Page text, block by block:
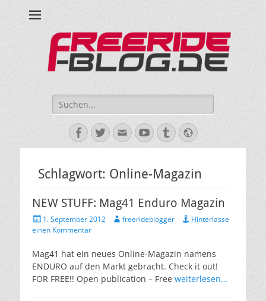
Suche
nach:
Facebook
Twitter
E-
Mail
YouTube
TumblrWebsite
Schlagwort: Online-Magazin
NEW STUFF: Mag41 Enduro Magazin
Veröffentlicht
am
1. September 2012 Autorfreerideblogger
Hinterlasse
einen Kommentar
Mag41 hat ein neues Online-Magazin namens
ENDURO auf den Markt gebracht. Check it out!
FOR FREE!! Open publication – Free weiterlesen…